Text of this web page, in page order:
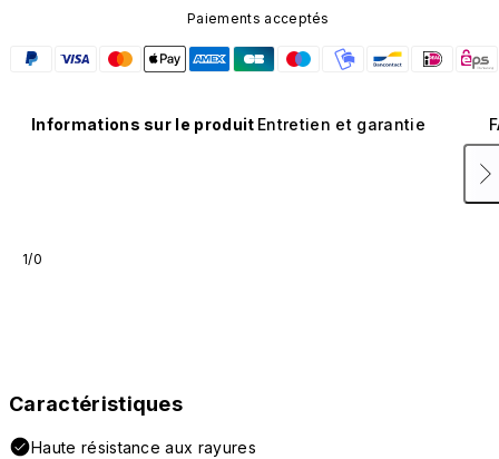
Paiements acceptés
Informations sur le produit Entretien et garantie
1/0
Caractéristiques
Haute résistance aux rayures